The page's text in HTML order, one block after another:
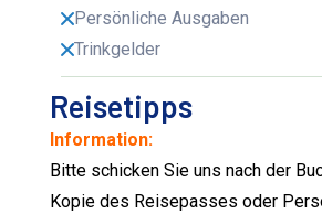
Persönliche Ausgaben
Trinkgelder
Reisetipps
Information:
Bitte schicken Sie uns nach der
Kopie des Reisepasses oder